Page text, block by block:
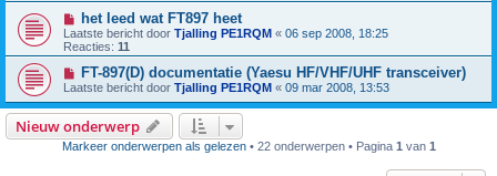
het leed wat FT897 heet
Laatste bericht door Tjalling PE1RQM « 06 sep 2008, 18:25
Reacties: 11
FT-897(D) documentatie (Yaesu HF/VHF/UHF transceiver)
Laatste bericht door Tjalling PE1RQM « 09 mar 2008, 13:53
Nieuw onderwerp
Markeer onderwerpen als gelezen• 22 onderwerpen • Pagina 1 van 1